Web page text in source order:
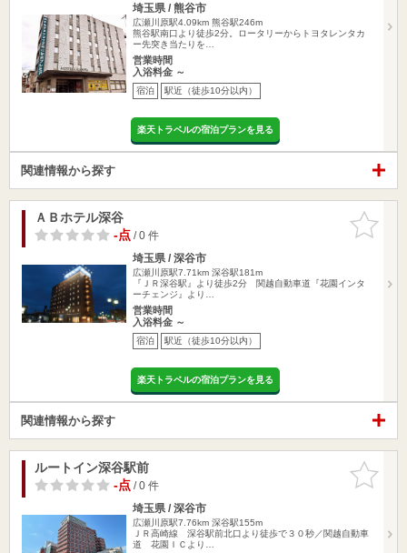
埼玉県 / 熊谷市
広瀬川原駅4.09km 熊谷駅246m
熊谷駅南口より徒歩2分。ロータリーからトヨタレンタカ
ー先突き当たりを…
営業時間
入浴料金 ～
宿泊 駅近（徒歩10分以内）
楽天トラベルの宿泊プランを見る
関連情報から探す
お気に入
りに追加
ＡＢホテル深谷
-点/ 0 件
埼玉県 / 深谷市
広瀬川原駅7.71km 深谷駅181m
『ＪＲ深谷駅』より徒歩2分 関越自動車道『花園インタ
ーチェンジ』より…
営業時間
入浴料金 ～
宿泊 駅近（徒歩10分以内）
楽天トラベルの宿泊プランを見る
関連情報から探す
お気に入
りに追加
ルートイン深谷駅前
-点/ 0 件
埼玉県 / 深谷市
広瀬川原駅7.76km 深谷駅155m
ＪＲ高崎線 深谷駅前北口より徒歩で３０秒／関越自動車
道 花園ＩＣより…